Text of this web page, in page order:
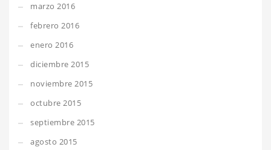
marzo 2016
febrero 2016
enero 2016
diciembre 2015
noviembre 2015
octubre 2015
septiembre 2015
agosto 2015